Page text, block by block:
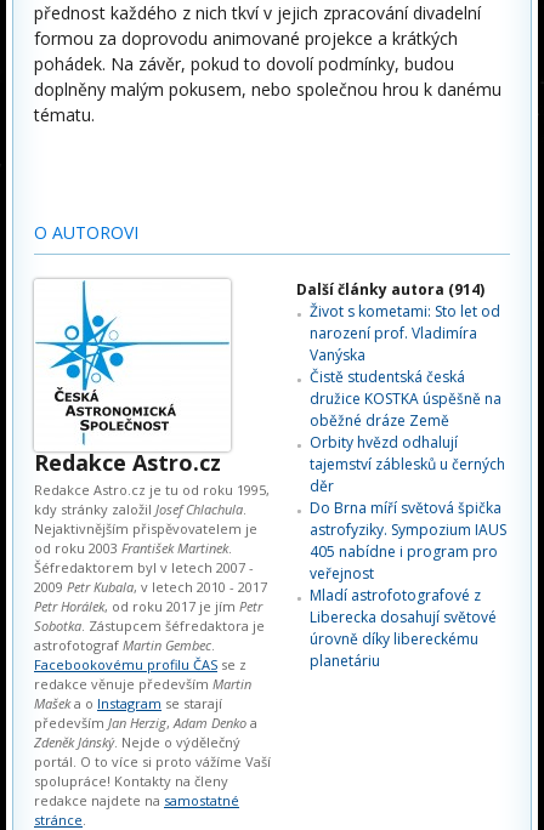
přednost každého z nich tkví v jejich zpracování divadelní
formou za doprovodu animované projekce a krátkých
pohádek. Na závěr, pokud to dovolí podmínky, budou
doplněny malým pokusem, nebo společnou hrou k danému
tématu.
O AUTOROVI
Redakce Astro.cz
Redakce Astro.cz je tu od roku 1995,
kdy stránky založil Josef Chlachula.
Nejaktivnějším přispěvovatelem je
od roku 2003 František Martinek.
Šéfredaktorem byl v letech 2007 -
2009 Petr Kubala, v letech 2010 - 2017
Petr Horálek, od roku 2017 je jím Petr
Sobotka. Zástupcem šéfredaktora je
astrofotograf Martin Gembec.
Facebookovému profilu ČAS se z
redakce věnuje především Martin
Mašeka o Instagram se starají
především Jan Herzig,Adam Denko a
Zdeněk Jánský. Nejde o výdělečný
portál. O to více si proto vážíme Vaší
spolupráce! Kontakty na členy
redakce najdete na samostatné
stránce.
Další články autora (914)
Život s kometami: Sto let od
narození prof. Vladimíra
Vanýska
Čistě studentská česká
družice KOSTKA úspěšně na
oběžné dráze Země
Orbity hvězd odhalují
tajemství záblesků u černých
děr
Do Brna míří světová špička
astrofyziky. Sympozium IAUS
405 nabídne i program pro
veřejnost
Mladí astrofotografové z
Liberecka dosahují světové
úrovně díky libereckému
planetáriu